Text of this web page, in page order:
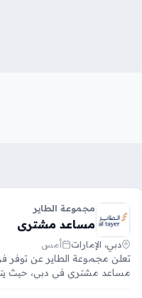
مجموعة الطاير
مساعد مشتري
دبي، الإمارات
أمس
تعلن مجموعة الطاير عن
مساعد مشتري في دبي، حيث